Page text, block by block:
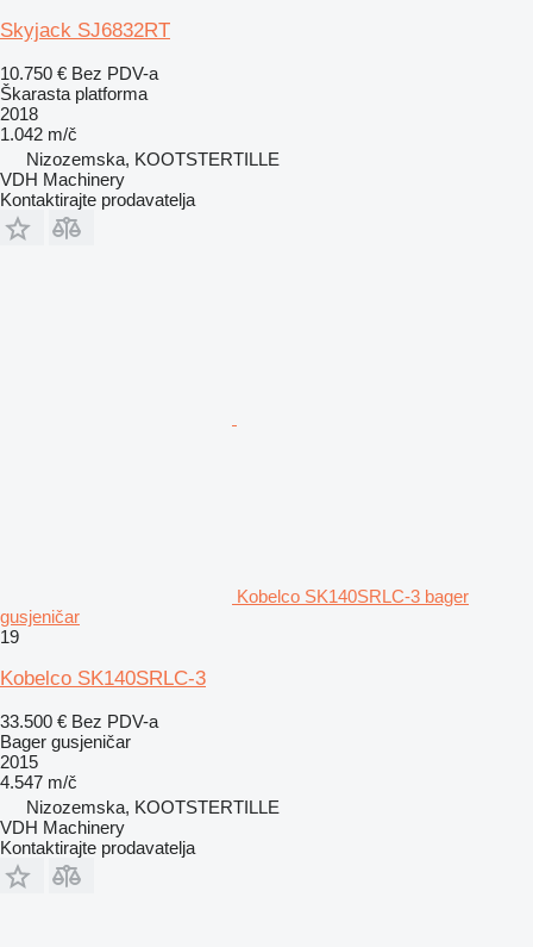
Skyjack SJ6832RT
10.750 € Bez PDV-a
Škarasta platforma
2018
1.042 m/č
Nizozemska, KOOTSTERTILLE
VDH Machinery
Kontaktirajte prodavatelja
Kobelco SK140SRLC-3 bager
gusjeničar
19
Kobelco SK140SRLC-3
33.500 € Bez PDV-a
Bager gusjeničar
2015
4.547 m/č
Nizozemska, KOOTSTERTILLE
VDH Machinery
Kontaktirajte prodavatelja